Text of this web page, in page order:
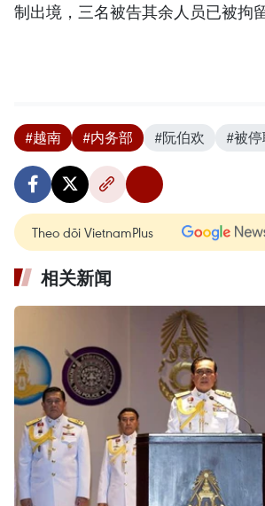
制出境，三名被告其余人员已被拘
#越南 #内务部 #阮伯欢 #被
Theo dõi VietnamPlus
相关新闻